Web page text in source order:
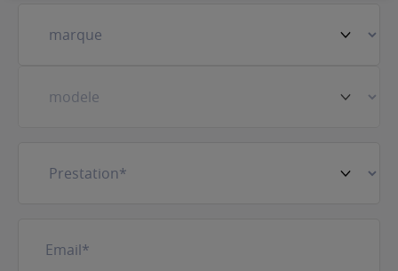
véhicule(Nécessaire)
mail(Nécessaire)